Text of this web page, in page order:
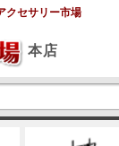
クセサリー市場
本店